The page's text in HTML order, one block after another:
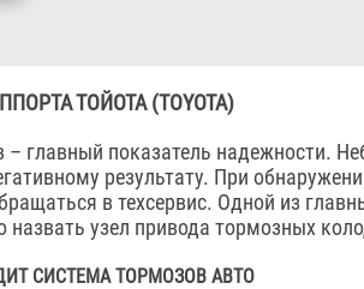
ТОЙОТА (TOYOTA)
главный показатель надежности.
результату. При
в техсервис. Одной из
узел привода тормозных
СИСТЕМА ТОРМОЗОВ АВТО